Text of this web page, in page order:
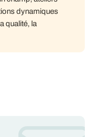
dynamiques
qualité, la